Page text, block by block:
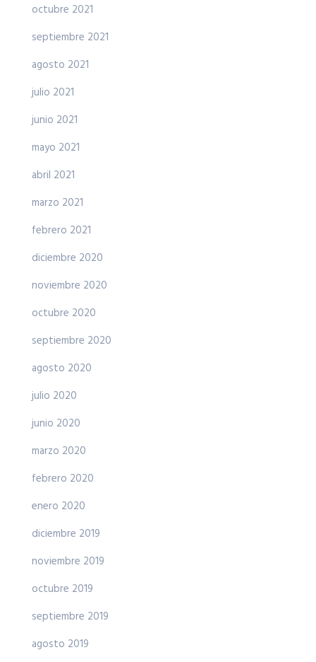
octubre 2021
septiembre 2021
agosto 2021
julio 2021
junio 2021
mayo 2021
abril 2021
marzo 2021
febrero 2021
diciembre 2020
noviembre 2020
octubre 2020
septiembre 2020
agosto 2020
julio 2020
junio 2020
marzo 2020
febrero 2020
enero 2020
diciembre 2019
noviembre 2019
octubre 2019
septiembre 2019
agosto 2019